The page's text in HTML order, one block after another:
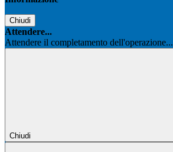
Chiudi
Attendere...
Attendere il completamento dell'operazione...
Chiudi